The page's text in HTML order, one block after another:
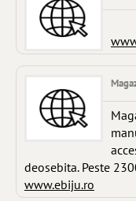
deosebita. Peste
www.ebiju.ro